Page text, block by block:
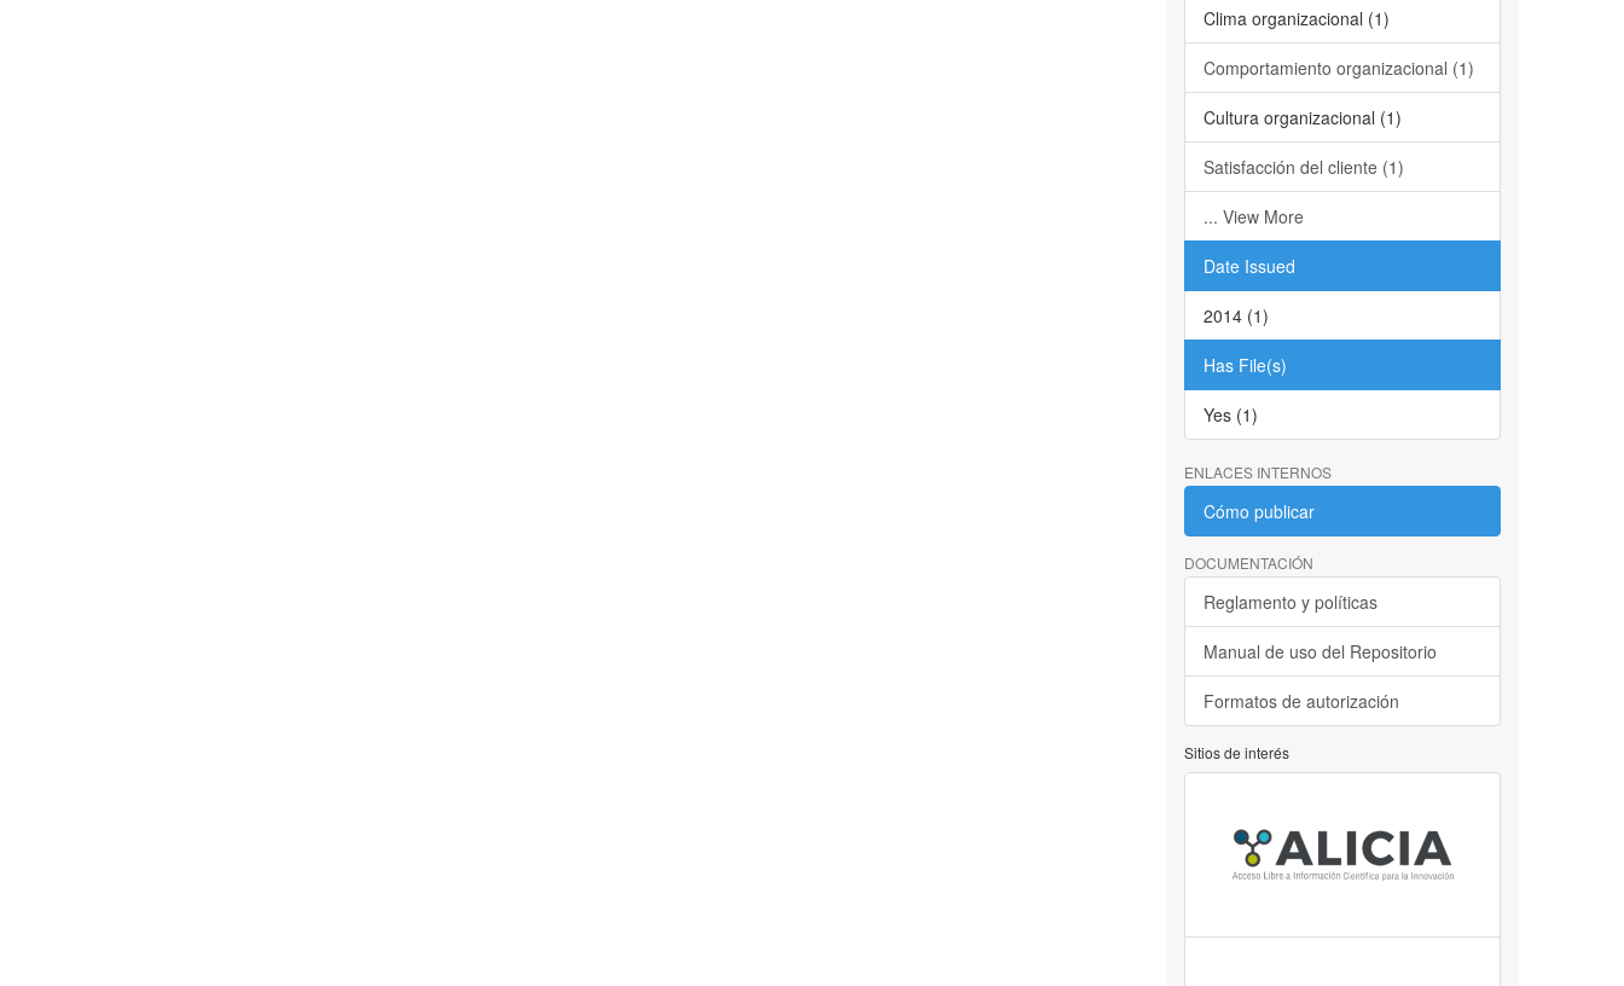
Clima organizacional (1)
Comportamiento organizacional (1)
Cultura organizacional (1)
Satisfacción del cliente (1)
... View More
Date Issued
2014 (1)
Has File(s)
Yes (1)
ENLACES INTERNOS
Cómo publicar
DOCUMENTACIÓN
Reglamento y políticas
Manual de uso del Repositorio
Formatos de autorización
Sitios de interés